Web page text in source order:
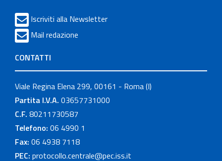
Iscriviti alla Newsletter
Mail redazione
CONTATTI
Viale Regina Elena 299, 00161 - Roma (I)
Partita I.V.A. 03657731000
C.F. 80211730587
Telefono: 06 4990 1
Fax: 06 4938 7118
PEC: protocollo.centrale@pec.iss.it